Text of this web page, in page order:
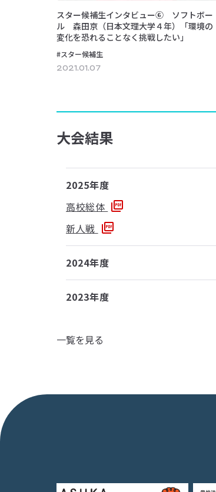
スター候補生インタビュー⑥ ソフトボー
ル 森田京（日本文理大学４年）「環境の
変化を恐れることなく挑戦したい」
#スター候補生
2021.01.07
大会結果
2025年度
高校総体
新人戦
2024年度
2023年度
一覧を見る